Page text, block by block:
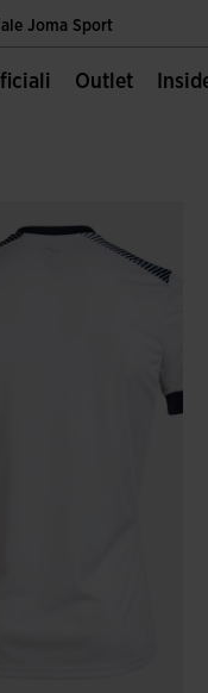
Joma Sport
partire da 60€
Outlet